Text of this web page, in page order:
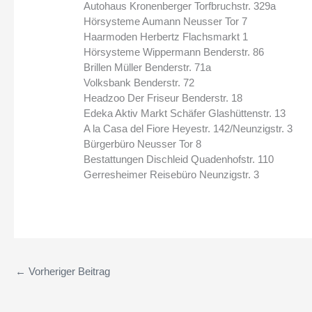
Autohaus Kronenberger Torfbruchstr. 329a
Hörsysteme Aumann Neusser Tor 7
Haarmoden Herbertz Flachsmarkt 1
Hörsysteme Wippermann Benderstr. 86
Brillen Müller Benderstr. 71a
Volksbank Benderstr. 72
Headzoo Der Friseur Benderstr. 18
Edeka Aktiv Markt Schäfer Glashüttenstr. 13
A la Casa del Fiore Heyestr. 142/Neunzigstr. 3
Bürgerbüro Neusser Tor 8
Bestattungen Dischleid Quadenhofstr. 110
Gerresheimer Reisebüro Neunzigstr. 3
← Vorheriger Beitrag